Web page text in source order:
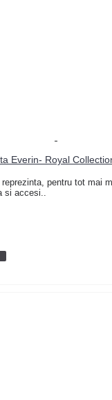
Everin- Royal
pentru tot mai
si accesi..